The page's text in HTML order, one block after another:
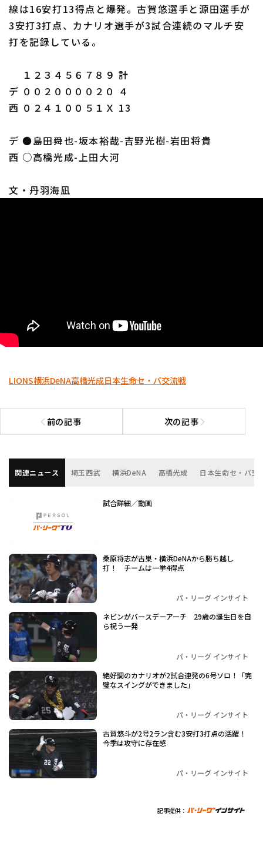
線は16安打13得点と爆発。古賀悠選手と源田選手が
3安打3打点、カナリオ選手が3試合連続のマルチ安
打を記録している。
１２３４５６７８９ 計
デ ００２００００２０ ４
西 ０２４１００５１Ｘ 13
デ ●島田舜也-坂本裕哉-吉野光樹-岩田将貴
西 ○高橋光成-上田大河
文・丹羽海凪
LIONS横浜DeNA高橋光成日本生命セ・パ交流戦
前の記事
前の記事へ 次の記事次の記事へ
関連ニュース 埼玉西武 横浜DeNA 高橋光成 日本生命セ・パ交
試合詳細／動画
桑原将志が古巣・横浜DeNAから勝ち越し
打！ チームは一挙4得点
パ・リーグ インサイト
ネビンがバースデーアーチ 29歳の誕生日を自
ら祝う一発
パ・リーグ インサイト
絶好調のカナリオが2試合連発の6号ソロ！「完
璧なスイングができました」
パ・リーグ インサイト
古賀悠斗が2号2ラン含む3安打3打点の活躍！
今季は攻守に存在感
パ・リーグ インサイト
記事提供：